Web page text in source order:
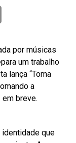
por músicas
um trabalho
lança “Toma
a
em breve.
identidade que